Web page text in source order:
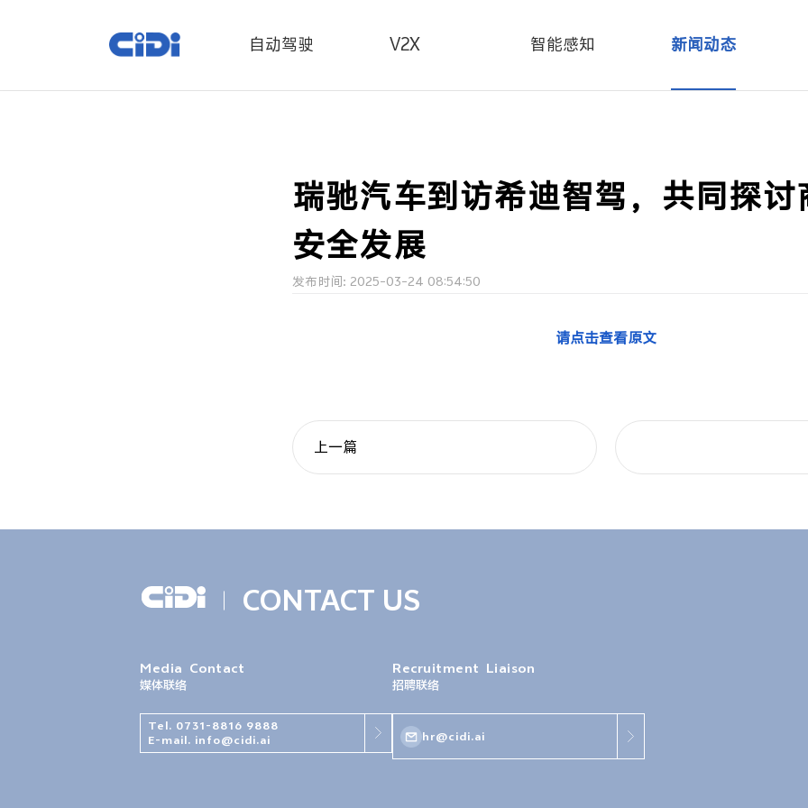
自动驾驶 V2X 智能感知 新闻动态
瑞驰汽车到访希迪智驾，共同探讨
安全发展
发布时间: 2025-03-24 08:54:50
请点击查看原文
上一篇
CONTACT US
Media Contact
媒体联络
Tel. 0731-8816 9888
E-mail. info@cidi.ai
Recruitment Liaison
招聘联络
hr@cidi.ai